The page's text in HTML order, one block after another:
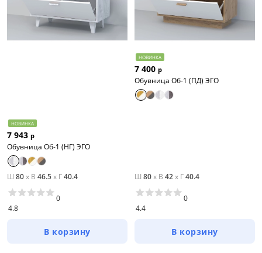
НОВИНКА
7 943 р
Обувница Об-1 (НГ) ЭГО
Ш 80x В 46.5x Г40.4
4.8
0
В корзину
НОВИНКА
7 400 р
Обувница Об-1 (ПД) ЭГО
Ш 80x В 42x Г40.4
4.4
0
В корзину